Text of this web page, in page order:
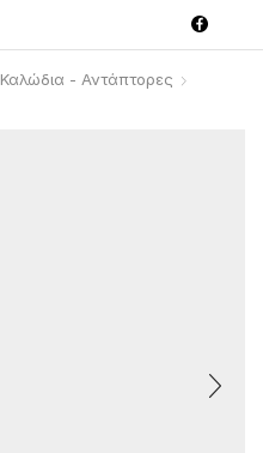
Καλώδια - Αντάπτορες